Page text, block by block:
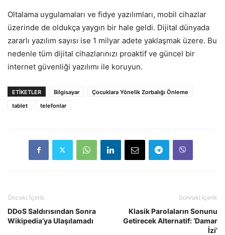
Oltalama uygulamaları ve fidye yazılımları, mobil cihazlar
üzerinde de oldukça yaygın bir hale geldi. Dijital dünyada
zararlı yazılım sayısı ise 1 milyar adete yaklaşmak üzere. Bu
nedenle tüm dijital cihazlarınızı proaktif ve güncel bir
internet güvenliği yazılımı ile koruyun.
ETIKETLER Bilgisayar
Çocuklara Yönelik Zorbalığı Önleme
tablet
telefonlar
Önceki İçerik
DDoS Saldırısından Sonra
Wikipedia’ya Ulaşılamadı
Sonraki İçerik
Klasik Parolaların Sonunu
Getirecek Alternatif: ‘Damar
İzi’